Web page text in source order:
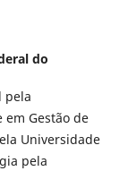
do
pela
em Gestão de
Universidade
pela